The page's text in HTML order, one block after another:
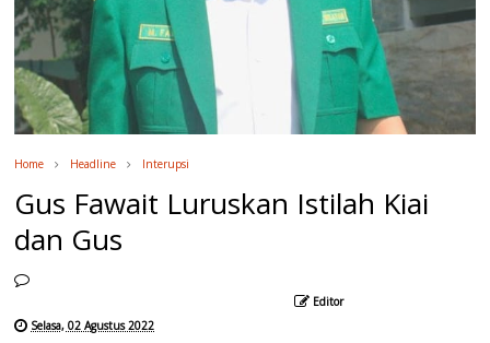
Home Headline Interupsi
Gus Fawait Luruskan Istilah Kiai
dan Gus
Editor
Selasa, 02 Agustus 2022